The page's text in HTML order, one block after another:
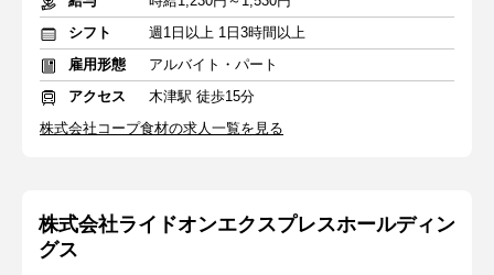
シフト
週1日以上 1日3時間以上
雇用形態
アルバイト・パート
アクセス
木津駅 徒歩15分
株式会社コープ食材の求人一覧を見る
株式会社ライドオンエクスプレスホールディン
グス